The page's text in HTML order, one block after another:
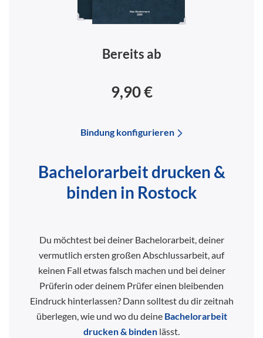
Bereits ab
9,90 €
Bindung konfigurieren
Bachelorarbeit drucken &
binden in Rostock
Du möchtest bei deiner Bachelorarbeit, deiner
vermutlich ersten großen Abschlussarbeit, auf
keinen Fall etwas falsch machen und bei deiner
Prüferin oder deinem Prüfer einen bleibenden
Eindruck hinterlassen? Dann solltest du dir zeitnah
überlegen, wie und wo du deine Bachelorarbeit
drucken & binden lässt.